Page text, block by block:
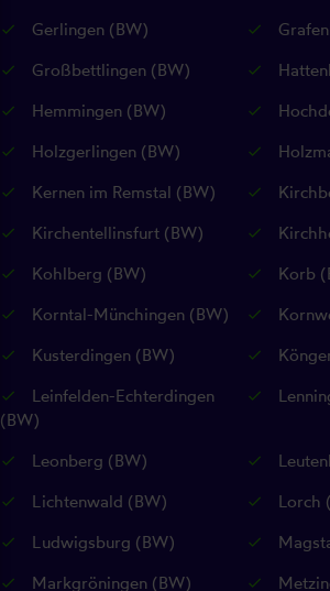
Gerlingen (BW)
Großbettlingen (BW)
Hemmingen (BW)
Holzgerlingen (BW)
Kernen im Remstal (BW)
Kirchentellinsfurt (BW)
Kohlberg (BW)
Korb
Korntal-Münchingen (BW)
Kusterdingen (BW)
Leinfelden-Echterdingen
(BW)
Leonberg (BW)
Lichtenwald (BW)
Lorch
Ludwigsburg (BW)
Markgröningen (BW)